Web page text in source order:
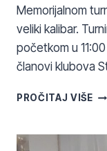
Memorijalnom
veliki kalibar.
početkom u
članovi klubova
PROČITAJ VIŠE